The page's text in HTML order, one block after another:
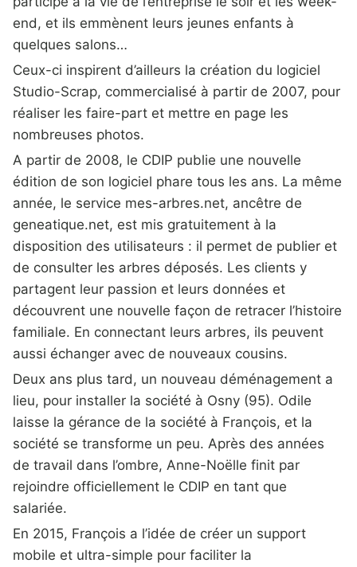
end, et ils emmènent leurs jeunes enfants à
quelques salons…
Ceux-ci inspirent d’ailleurs la création du logiciel
Studio-Scrap, commercialisé à partir de 2007, pour
réaliser les faire-part et mettre en page les
nombreuses photos.
A partir de 2008, le CDIP publie une nouvelle
édition de son logiciel phare tous les ans. La même
année, le service mes-arbres.net, ancêtre de
geneatique.net, est mis gratuitement à la
disposition des utilisateurs : il permet de publier et
de consulter les arbres déposés. Les clients y
partagent leur passion et leurs données et
découvrent une nouvelle façon de retracer l’histoire
familiale. En connectant leurs arbres, ils peuvent
aussi échanger avec de nouveaux cousins.
Deux ans plus tard, un nouveau déménagement a
lieu, pour installer la société à Osny (95). Odile
laisse la gérance de la société à François, et la
société se transforme un peu. Après des années
de travail dans l’ombre, Anne-Noëlle finit par
rejoindre officiellement le CDIP en tant que
salariée.
En 2015, François a l’idée de créer un support
mobile et ultra-simple pour faciliter la